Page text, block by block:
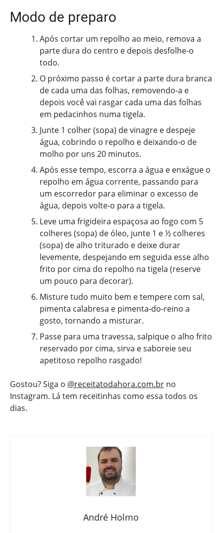
Modo de preparo
Após cortar um repolho ao meio, remova a
parte dura do centro e depois desfolhe-o
todo.
O próximo passo é cortar a parte dura branca
de cada uma das folhas, removendo-a e
depois você vai rasgar cada uma das folhas
em pedacinhos numa tigela.
Junte 1 colher (sopa) de vinagre e despeje
água, cobrindo o repolho e deixando-o de
molho por uns 20 minutos.
Após esse tempo, escorra a água e enxágue o
repolho em água corrente, passando para
um escorredor para eliminar o excesso de
água, depois volte-o para a tigela.
Leve uma frigideira espaçosa ao fogo com 5
colheres (sopa) de óleo, junte 1 e ½ colheres
(sopa) de alho triturado e deixe durar
levemente, despejando em seguida esse alho
frito por cima do repolho na tigela (reserve
um pouco para decorar).
Misture tudo muito bem e tempere com sal,
pimenta calabresa e pimenta-do-reino a
gosto, tornando a misturar.
Passe para uma travessa, salpique o alho frito
reservado por cima, sirva e saboreie seu
apetitoso repolho rasgado!
Gostou? Siga o @receitatodahora.com.br no
Instagram. Lá tem receitinhas como essa todos os
dias.
André Holmo